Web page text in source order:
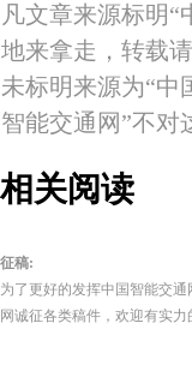
凡文章来源标明
地来拿走，转载
未标明来源为“中
智能交通网”不对
相关阅读
征稿:
为了更好的发挥中国智能交
网诚征各类稿件，欢迎有实力